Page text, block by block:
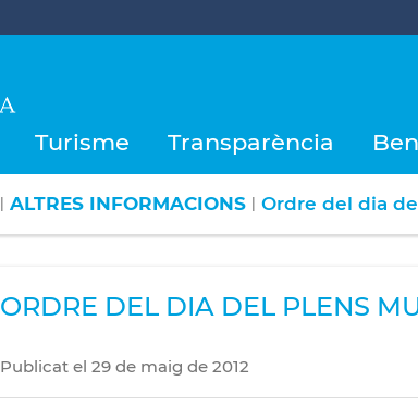
Turisme Transparència
| ALTRES INFORMACIONS | Ordre del dia
ORDRE DEL DIA DEL PLENS
Publicat el 29 demaig de2012